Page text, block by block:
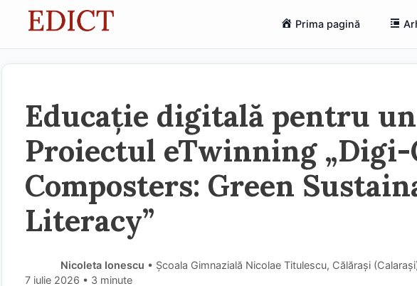
Prima pagină
Educație digitală pentru
Proiectul eTwinning „Digi-
Composters: Green
Literacy”
Nicoleta Ionescu • Școala Gimnazială Nicolae Titulescu, Călărași
7 iulie 2026 • 3 minute